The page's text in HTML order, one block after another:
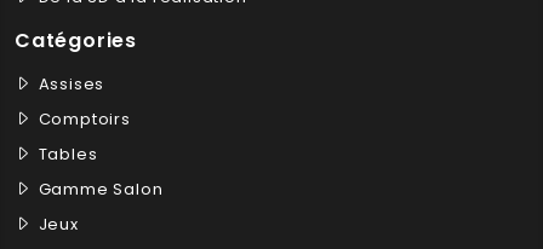
Catégories
Assises
Comptoirs
Tables
Gamme Salon
Jeux